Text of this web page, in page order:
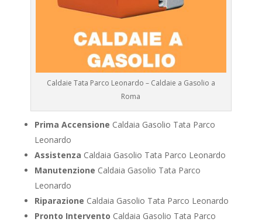
Caldaie Tata Parco Leonardo – Caldaie a Gasolio a
Roma
Prima Accensione Caldaia Gasolio Tata Parco
Leonardo
Assistenza Caldaia Gasolio Tata Parco Leonardo
Manutenzione Caldaia Gasolio Tata Parco
Leonardo
Riparazione Caldaia Gasolio Tata Parco Leonardo
Pronto Intervento Caldaia Gasolio Tata Parco